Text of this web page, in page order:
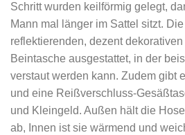
Schritt wurden keilförmig gelegt,
Mann mal länger im Sattel sitzt.
reflektierenden, dezent
Beintasche ausgestattet, in der
verstaut werden kann. Zudem gibt
und eine Reißverschluss-
und Kleingeld. Außen hält die
ab, Innen ist sie wärmend und